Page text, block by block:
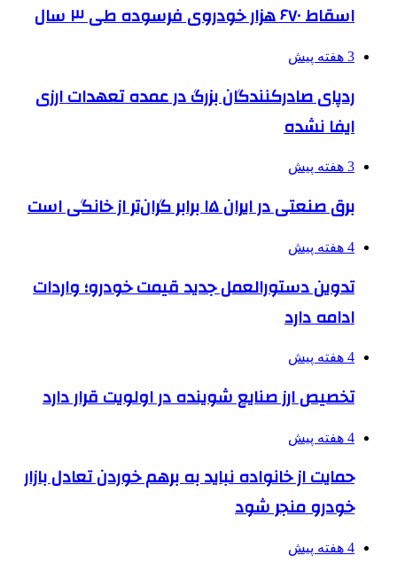
اسقاط ۶۷۰ هزار خودروی فرسوده طی ۳ سال
3 هفته پیش
ردپای صادرکنندگان بزرگ در عمده تعهدات ارزی
ایفا نشده
3 هفته پیش
برق صنعتی در ایران ۱۵ برابر گران‌تر از خانگی است
4 هفته پیش
تدوین دستورالعمل جدید قیمت خودرو؛ واردات
ادامه دارد
4 هفته پیش
تخصیص ارز صنایع شوینده در اولویت قرار دارد
4 هفته پیش
حمایت از خانواده نباید به برهم خوردن تعادل بازار
خودرو منجر شود
4 هفته پیش